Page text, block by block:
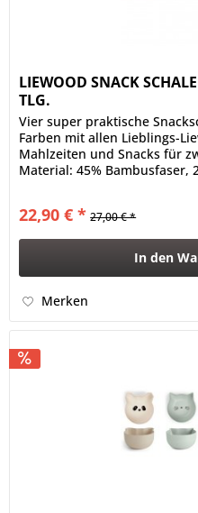
LIEWOOD SNACK
TLG.
Vier super praktische
Farben mit allen Lieblings-
Mahlzeiten und Snacks für
Material: 45% Bambusfaser,
22,90 € * 27,00 € *
In den
Merken